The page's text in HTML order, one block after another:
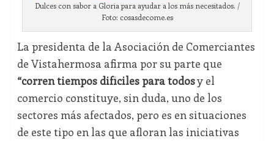
Dulces con sabor a Gloria para ayudar a los más necesitados. /
Foto: cosasdecome.es
La presidenta de la Asociación de Comerciantes
de Vistahermosa afirma por su parte que
“corren tiempos difíciles para todosy el
comercio constituye, sin duda, uno de los
sectores más afectados, pero es en situaciones
de este tipo en las que afloran las iniciativas